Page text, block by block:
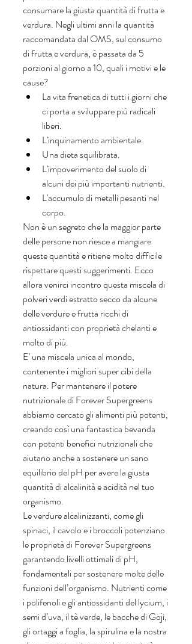
consumare la giusta quantità di frutta e
verdura. Negli ultimi anni la quantità
raccomandata dal OMS, sul consumo
di frutta e verdura, è passata da 5
porzioni al giorno a 10, quali i motivi e le
cause?
La vita frenetica di tutti i giorni che
ci porta a sviluppare più radicali
liberi.
L'inquinamento ambientale.
Una dieta squilibrata.
L'impoverimento del suolo di
alcuni dei più importanti nutrienti.
L'accumulo di metalli pesanti nel
corpo.
Non è un segreto che la maggior parte
delle persone non riesce a mangiare
queste quantità e ritiene molto difficile
rispettare questi suggerimenti. Ecco
allora venirci incontro questa miscela di
polveri verdi estratto secco da alcune
delle verdure e frutta ricchi di
antiossidanti con proprietà chelanti e
molto di più.
E' una miscela unica al mondo,
contenente i migliori super cibi della
natura. Per mantenere il potere
nutrizionale di Forever Supergreens
abbiamo cercato gli alimenti più potenti,
creando così una fantastica bevanda
con potenti benefici nutrizionali che
aiutano anche a sostenere un sano
equilibrio del pH per avere la giusta
quantità di alcalinità e acidità nel tuo
organismo.
Le verdure alcalinizzanti, come gli
spinaci, il cavolo e i broccoli potenziano
le proprietà di Forever Supergreens
garantendo livelli ottimali di pH,
fondamentali per sostenere molte delle
funzioni dell’organismo. Nutrienti come
i polifenoli e gli antiossidanti del lycium, i
semi d’uva, il tè verde, le bacche di Goji,
gli ortaggi a foglia, la spirulina e la nostra